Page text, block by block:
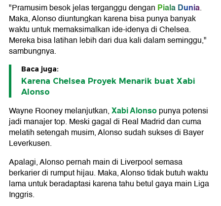
"Pramusim besok jelas terganggu dengan Piala Dunia.
Maka, Alonso diuntungkan karena bisa punya banyak
waktu untuk memaksimalkan ide-idenya di Chelsea.
Mereka bisa latihan lebih dari dua kali dalam seminggu,"
sambungnya.
Baca juga:
Karena Chelsea Proyek Menarik buat Xabi
Alonso
Wayne Rooney melanjutkan,Xabi Alonsopunya potensi
jadi manajer top. Meski gagal di Real Madrid dan cuma
melatih setengah musim, Alonso sudah sukses di Bayer
Leverkusen.
Apalagi, Alonso pernah main di Liverpool semasa
berkarier di rumput hijau. Maka, Alonso tidak butuh waktu
lama untuk beradaptasi karena tahu betul gaya main Liga
Inggris.